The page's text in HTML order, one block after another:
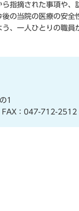
指摘された事項や、
の当院の医療の安全
、一人ひとりの職
1
：047-712-2512